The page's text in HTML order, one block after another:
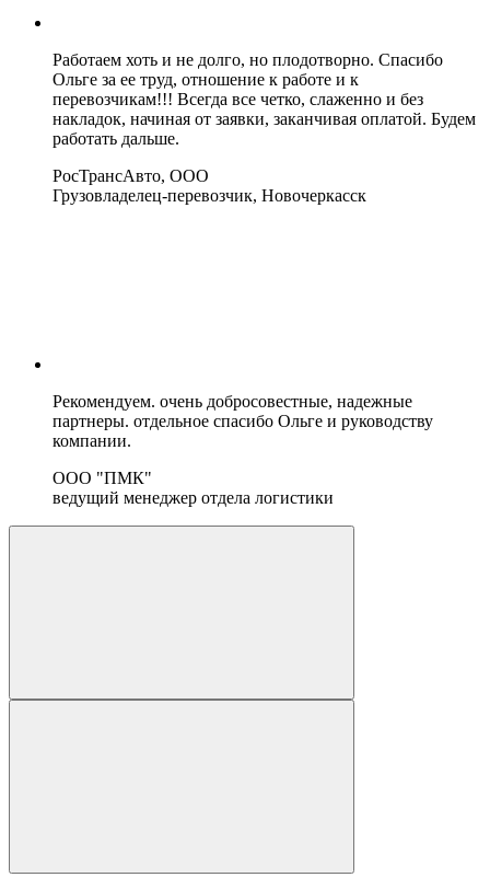
Работаем хоть и не долго, но плодотворно. Спасибо
Ольге за ее труд, отношение к работе и к
перевозчикам!!! Всегда все четко, слаженно и без
накладок, начиная от заявки, заканчивая оплатой. Будем
работать дальше.
РосТрансАвто, ООО
Грузовладелец-перевозчик, Новочеркасск
Рекомендуем. очень добросовестные, надежные
партнеры. отдельное спасибо Ольге и руководству
компании.
ООО "ПМК"
ведущий менеджер отдела логистики